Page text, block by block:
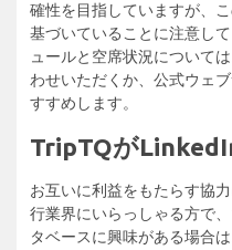
確性を目指していますが、
基づいていることに注意し
ュールと空席状況について
わせいただくか、公式ウェ
すすめします。
TripTQが
お互いに利益をもたらす協
行業界にいらっしゃる方で
タベースに興味がある場合